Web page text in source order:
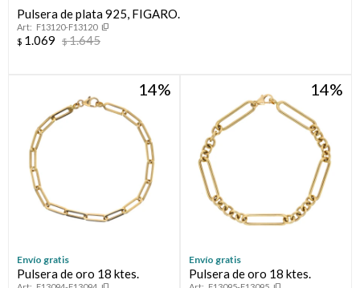
Pulsera de plata 925, FIGARO.
F13120-F13120
$ 1.069 $1.645
14
Envío gratis
Pulsera de oro 18 ktes.
14
Envío gratis
Pulsera de oro 18 ktes.
Compromiso